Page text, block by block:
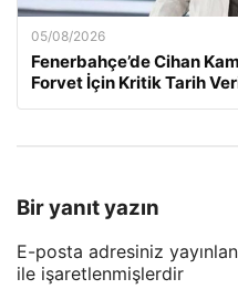
05/08/2026
Fenerbahçe’de Cihan
Forvet İçin Kritik Tarih
Bir yanıt yazın
E-posta adresiniz
ile işaretlenmişlerdir